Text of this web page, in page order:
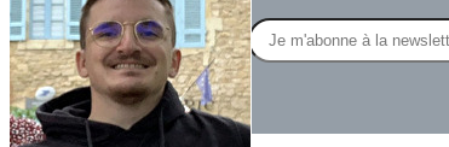
Je m'abonne à la newsletter
OK